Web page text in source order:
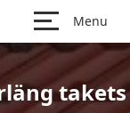
Menu
takets